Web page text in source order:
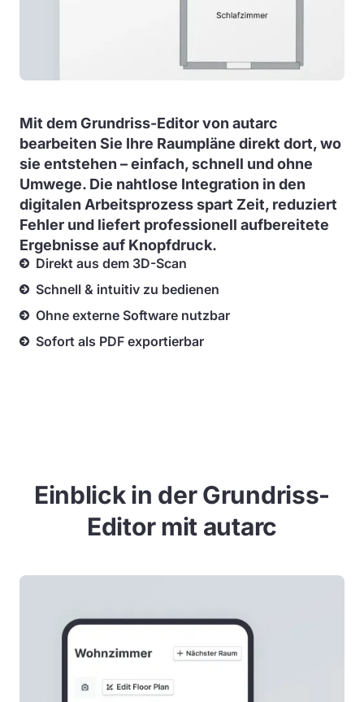
Mit dem Grundriss-Editor von autarc
bearbeiten Sie Ihre Raumpläne direkt dort, wo
sie entstehen – einfach, schnell und ohne
Umwege. Die nahtlose Integration in den
digitalen Arbeitsprozess spart Zeit, reduziert
Fehler und liefert professionell aufbereitete
Ergebnisse auf Knopfdruck.
Direkt aus dem 3D-Scan
Schnell & intuitiv zu bedienen
Ohne externe Software nutzbar
Sofort als PDF exportierbar
Einblick in der Grundriss-
Editor mit autarc